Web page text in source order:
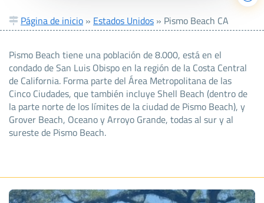
Página de inicio » Estados Unidos » Pismo Beach CA
Pismo Beach tiene una población de 8.000, está en el
condado de San Luis Obispo en la región de la Costa Central
de California. Forma parte del Área Metropolitana de las
Cinco Ciudades, que también incluye Shell Beach (dentro de
la parte norte de los límites de la ciudad de Pismo Beach), y
Grover Beach, Oceano y Arroyo Grande, todas al sur y al
sureste de Pismo Beach.